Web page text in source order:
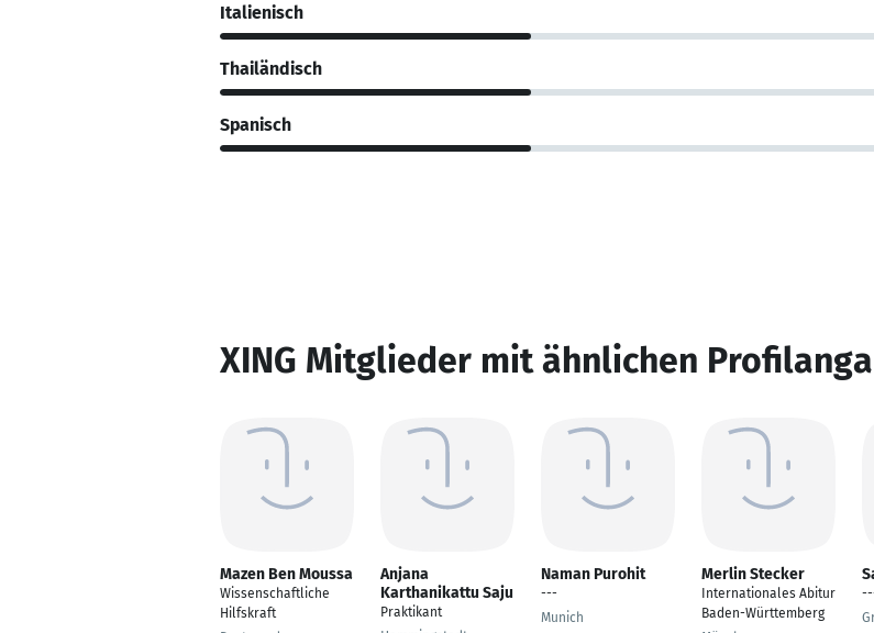
Italienisch
Thailändisch
Spanisch
XING Mitglieder mit ähnlichen
Mazen Ben Moussa
Wissenschaftliche
Hilfskraft
Anjana
Karthanikattu Saju
Praktikant
Naman Purohit
---
Munich
Merlin Stecker
Internationales Abitur
Baden-Württemberg